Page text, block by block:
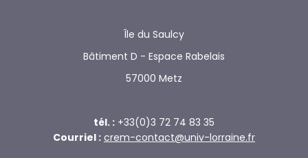
Île du Saulcy
Bâtiment D - Espace Rabelais
57000 Metz
tél. : +33(0)3 72 74 83 35
Courriel : crem-contact@univ-lorraine.fr